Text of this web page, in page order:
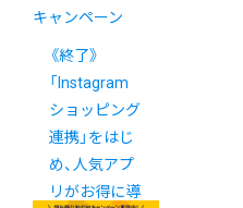
キャンペーン
《終了》
「Instagram
ショッピング
連携」をはじ
め、人気アプ
リがお得に導